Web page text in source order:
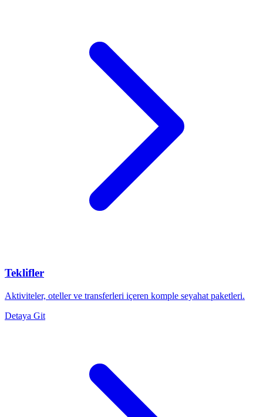
Teklifler
Aktiviteler, oteller ve transferleri içeren komple seyahat paketleri.
Detaya Git